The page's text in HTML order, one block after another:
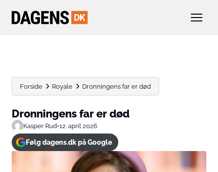
Forside Royale Dronningens far er død
Dronningens far er død
Kasper Rud•12. april 2026
Følg dagens.dk på Google